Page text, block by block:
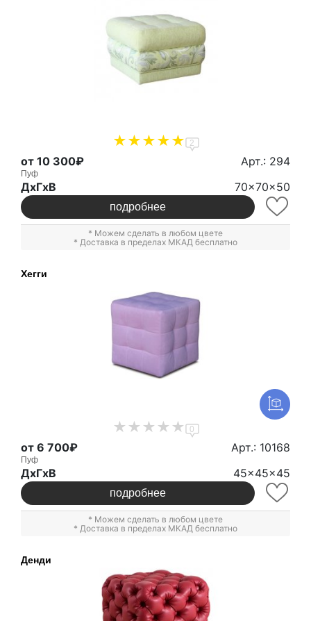
2
от 10 300₽ Арт.: 294
Пуф
ДxГxВ 70x70x50
подробнее
* Можем сделать в любом цвете
* Доставка в пределах МКАД бесплатно
Хегги
0
от 6 700₽ Арт.: 10168
Пуф
ДxГxВ 45x45x45
подробнее
* Можем сделать в любом цвете
* Доставка в пределах МКАД бесплатно
Денди